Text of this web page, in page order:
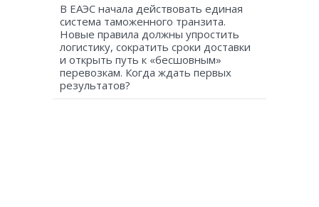
В ЕАЭС начала действовать единая
система таможенного транзита.
Новые правила должны упростить
логистику, сократить сроки доставки
и открыть путь к «бесшовным»
перевозкам. Когда ждать первых
результатов?